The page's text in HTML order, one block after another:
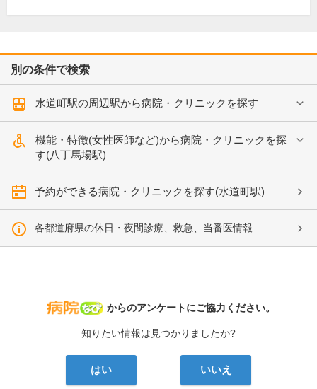
別の条件で検索
水道町駅の周辺駅から病院・クリニックを探す
機能・特徴(女性医師など)から病院・クリニックを探
す(八丁馬場駅)
予約ができる病院・クリニックを探す(水道町駅)
各都道府県の休日・夜間診療、救急、当番医情報
病院なび
からのアンケートにご協力ください。
知りたい情報は見つかりましたか?
はい いいえ